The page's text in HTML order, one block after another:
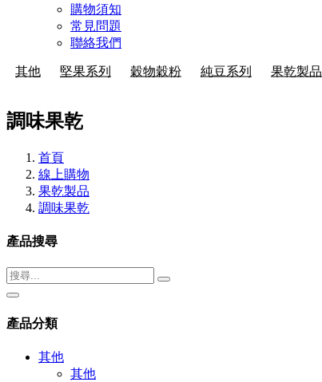
購物須知
常見問題
聯絡我們
其他 堅果系列 穀物穀粉 純豆系列 果乾製品
調味果乾
首頁
線上購物
果乾製品
調味果乾
產品搜尋
產品分類
其他
其他